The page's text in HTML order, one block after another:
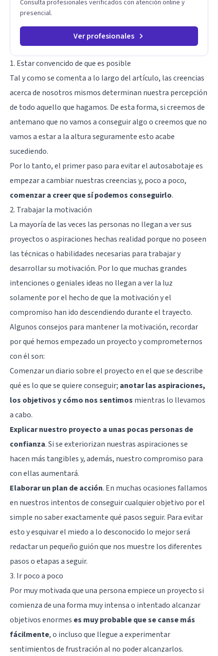
Consulta profesionales verificados con atención online y
presencial.
Ver profesionales
1. Estar convencido de que es posible
Tal y como se comenta a lo largo del artículo, las creencias
acerca de nosotros mismos determinan nuestra percepción
de todo aquello que hagamos. De esta forma, si creemos de
antemano que no vamos a conseguir algo o creemos que no
vamos a estar a la altura seguramente esto acabe
sucediendo.
Por lo tanto, el primer paso para evitar el autosabotaje es
empezar a cambiar nuestras creencias y, poco a poco,
comenzar a creer que sí podemos conseguirlo.
2. Trabajar la motivación
La mayoría de las veces las personas no llegan a ver sus
proyectos o aspiraciones hechas realidad porque no poseen
las técnicas o habilidades necesarias para trabajar y
desarrollar su motivación. Por lo que muchas grandes
intenciones o geniales ideas no llegan a ver la luz
solamente por el hecho de que la motivación y el
compromiso han ido descendiendo durante el trayecto.
Algunos consejos para mantener la motivación, recordar
por qué hemos empezado un proyecto y comprometernos
con él son:
Comenzar un diario sobre el proyecto en el que se describe
qué es lo que se quiere conseguir; anotar las aspiraciones,
los objetivos y cómo nos sentimos mientras lo llevamos
a cabo.
Explicar nuestro proyecto a unas pocas personas de
confianza. Si se exteriorizan nuestras aspiraciones se
hacen más tangibles y, además, nuestro compromiso para
con ellas aumentará.
Elaborar un plan de acción. En muchas ocasiones fallamos
en nuestros intentos de conseguir cualquier objetivo por el
simple no saber exactamente qué pasos seguir. Para evitar
esto y esquivar el miedo a lo desconocido lo mejor será
redactar un pequeño guión que nos muestre los diferentes
pasos o etapas a seguir.
3. Ir poco a poco
Por muy motivada que una persona empiece un proyecto si
comienza de una forma muy intensa o intentado alcanzar
objetivos enormes es muy probable que se canse más
fácilmente, o incluso que llegue a experimentar
sentimientos de frustración al no poder alcanzarlos.